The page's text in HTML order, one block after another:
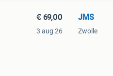
€ 69,00
3 aug 26
JMS
Zwolle